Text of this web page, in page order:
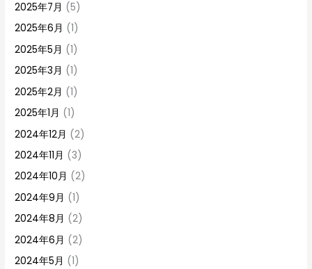
2025年7月 (5)
2025年6月 (1)
2025年5月 (1)
2025年3月 (1)
2025年2月 (1)
2025年1月 (1)
2024年12月 (2)
2024年11月 (3)
2024年10月 (2)
2024年9月 (1)
2024年8月 (2)
2024年6月 (2)
2024年5月 (1)